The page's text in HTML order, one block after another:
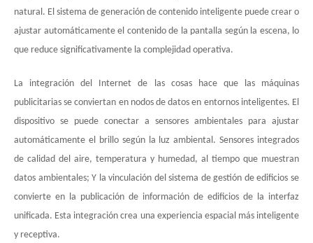
natural. El sistema de generación de contenido inteligente puede crear o
ajustar automáticamente el contenido de la pantalla según la escena, lo
que reduce significativamente la complejidad operativa.
La integración del Internet de las cosas hace que las máquinas
publicitarias se conviertan en nodos de datos en entornos inteligentes. El
dispositivo se puede conectar a sensores ambientales para ajustar
automáticamente el brillo según la luz ambiental. Sensores integrados
de calidad del aire, temperatura y humedad, al tiempo que muestran
datos ambientales; Y la vinculación del sistema de gestión de edificios se
convierte en la publicación de información de edificios de la interfaz
unificada. Esta integración crea una experiencia espacial más inteligente
y receptiva.